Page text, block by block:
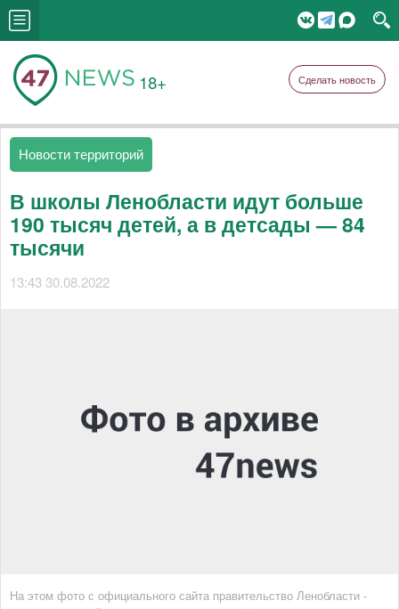
18+ Сделать новость
Новости территорий
В школы Ленобласти идут больше
190 тысяч детей, а в детсады — 84
тысячи
13:43 30.08.2022
На этом фото с официального сайта правительство Ленобласти -